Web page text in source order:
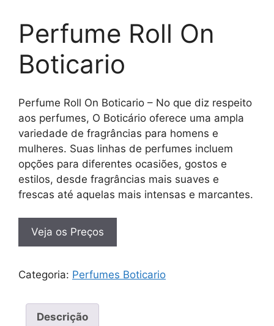
Perfume Roll On
Boticario
Perfume Roll On Boticario – No que diz respeito
aos perfumes, O Boticário oferece uma ampla
variedade de fragrâncias para homens e
mulheres. Suas linhas de perfumes incluem
opções para diferentes ocasiões, gostos e
estilos, desde fragrâncias mais suaves e
frescas até aquelas mais intensas e marcantes.
Veja os Preços
Categoria: Perfumes Boticario
Descrição